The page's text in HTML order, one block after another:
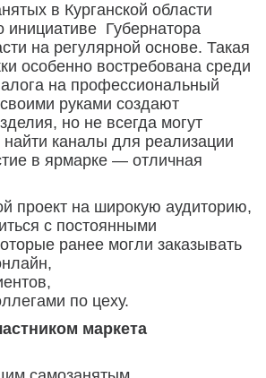
в Курганской области
инициативе Губернатора
на регулярной основе. Такая
особенно востребована среди
на профессиональный
руками создают
но не всегда могут
найти каналы для реализации
в ярмарке — отличная
проект на широкую аудиторию,
с постоянными
ранее могли заказывать
по цеху.
маркета